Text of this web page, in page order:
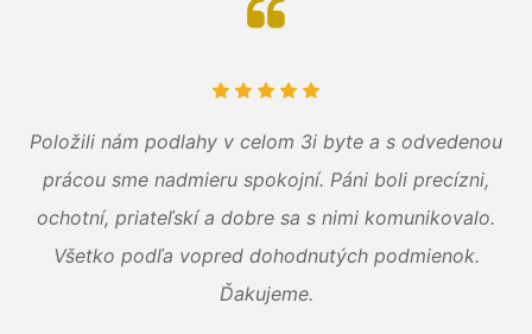
Položili nám podlahy v celom 3i byte a s odvedenou
prácou sme nadmieru spokojní. Páni boli precízni,
ochotní, priateľskí a dobre sa s nimi komunikovalo.
Všetko podľa vopred dohodnutých podmienok.
Ďakujeme.